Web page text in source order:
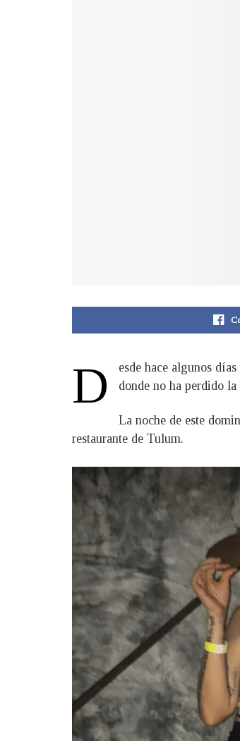
D
esde hace algunos
donde no ha perdido
La noche de este
restaurante de Tulum.